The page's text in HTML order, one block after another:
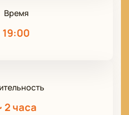
Время
19:00
2 часа